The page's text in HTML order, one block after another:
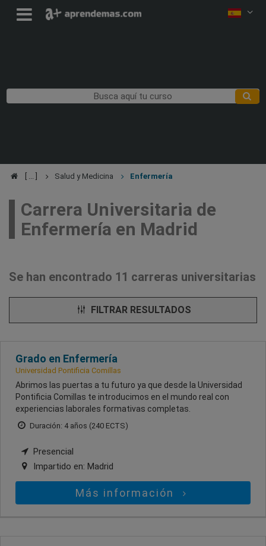
Salud y Medicina Enfermería
Carrera Universitaria de
Enfermería en Madrid
Se han encontrado 11 carreras universitarias
FILTRAR RESULTADOS
Grado en Enfermería
Universidad Pontificia Comillas
Abrimos las puertas a tu futuro ya que desde la Universidad
Pontificia Comillas te introducimos en el mundo real con
experiencias laborales formativas completas.
Duración: 4 años (240 ECTS)
Presencial
Impartido en: Madrid
Más información